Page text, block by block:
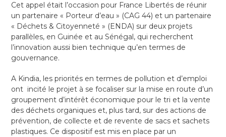
Cet appel était l’occasion pour France Libertés de réunir
un partenaire « Porteur d’eau » (CAG 44) et un partenaire
« Déchets & Citoyenneté » (ENDA) sur deux projets
parallèles, en Guinée et au Sénégal, qui recherchent
l’innovation aussi bien technique qu’en termes de
gouvernance.
A Kindia, les priorités en termes de pollution et d’emploi
ont incité le projet à se focaliser sur la mise en route d’un
groupement d’intérêt économique pour le tri et la vente
des déchets organiques et, plus tard, sur des actions de
prévention, de collecte et de revente de sacs et sachets
plastiques. Ce dispositif est mis en place par un